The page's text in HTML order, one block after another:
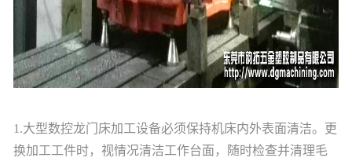
1.大型数控龙门床加工设备必须保持机床内外表面清洁。更
换加工工件时，视情况清洁工作台面，随时检查并清理毛